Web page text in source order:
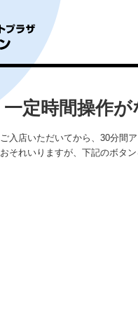
一定時間操作
ご入店いただいてから、30分間
おそれいりますが、下記のボタ